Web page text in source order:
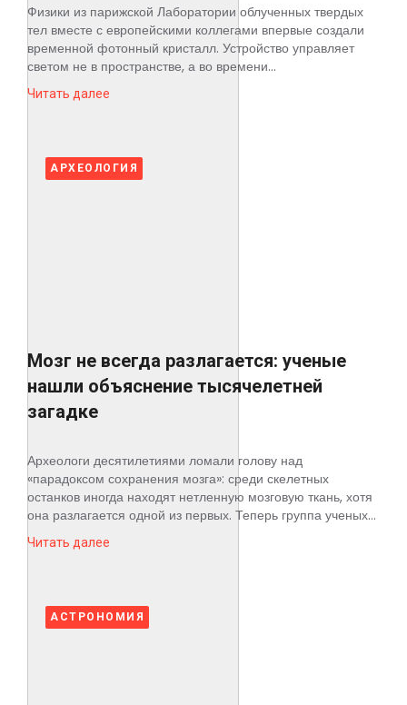
Физики из парижской Лаборатории облученных твердых
тел вместе с европейскими коллегами впервые создали
временной фотонный кристалл. Устройство управляет
светом не в пространстве, а во времени...
Читать далее
АРХЕОЛОГИЯ
Мозг не всегда разлагается: ученые
нашли объяснение тысячелетней
загадке
Археологи десятилетиями ломали голову над
«парадоксом сохранения мозга»: среди скелетных
останков иногда находят нетленную мозговую ткань, хотя
она разлагается одной из первых. Теперь группа ученых...
Читать далее
АСТРОНОМИЯ